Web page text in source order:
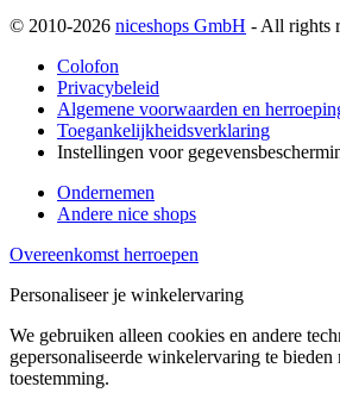
© 2010-2026 niceshops GmbH - All rights
Colofon
Privacybeleid
Algemene voorwaarden en
Toegankelijkheidsverklaring
Instellingen voor
Ondernemen
Andere nice shops
Overeenkomst herroepen
Personaliseer je winkelervaring
We gebruiken alleen cookies en andere
gepersonaliseerde winkelervaring te
toestemming.